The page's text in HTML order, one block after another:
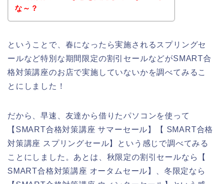
な～？
ということで、春になったら実施されるスプリングセ
ールなど特別な期間限定の割引セールなどがSMART合
格対策講座のお店で実施していないかを調べてみるこ
とにしました！
だから、早速、友達から借りたパソコンを使って
【SMART合格対策講座 サマーセール】【 SMART合格
対策講座 スプリングセール】という感じで調べてみる
ことにしました。あとは、秋限定の割引セールなら【
SMART合格対策講座 オータムセール】、冬限定なら